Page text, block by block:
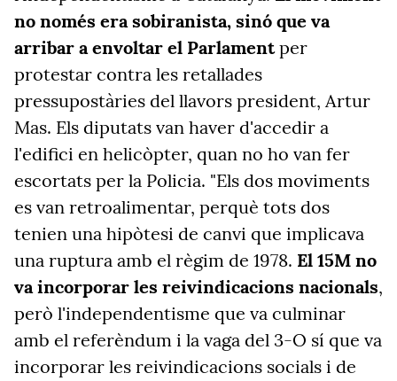
no només era sobiranista, sinó que va
arribar a envoltar el Parlamentper
protestar contra les retallades
pressupostàries del llavors president, Artur
Mas. Els diputats van haver d'accedir a
l'edifici en helicòpter, quan no ho van fer
escortats per la Policia. "Els dos moviments
es van retroalimentar, perquè tots dos
tenien una hipòtesi de canvi que implicava
una ruptura amb el règim de 1978. El 15M no
va incorporar les reivindicacions nacionals,
però l'independentisme que va culminar
amb el referèndum i la vaga del 3-O sí que va
incorporar les reivindicacions socials i de